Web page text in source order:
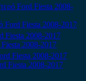
Ford Fiesta 2008-2017
2008-2017
Fiesta 2008-2017